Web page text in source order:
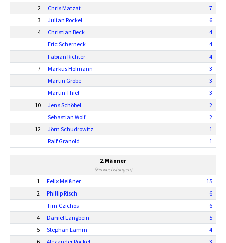
2
Chris Matzat
7
3
Julian Rockel
6
4
Christian Beck
4
Eric Scherneck
4
Fabian Richter
4
7
Markus Hofmann
3
Martin Grobe
3
Martin Thiel
3
10
Jens Schöbel
2
Sebastian Wolf
2
12
Jörn Schudrowitz
1
Ralf Granold
1
2.Männer
(Einwechslungen)
1 Felix Meißner
15
2
Phillip Risch
6
Tim Czichos
6
4
Daniel Langbein
5
5
Stephan Lamm
4